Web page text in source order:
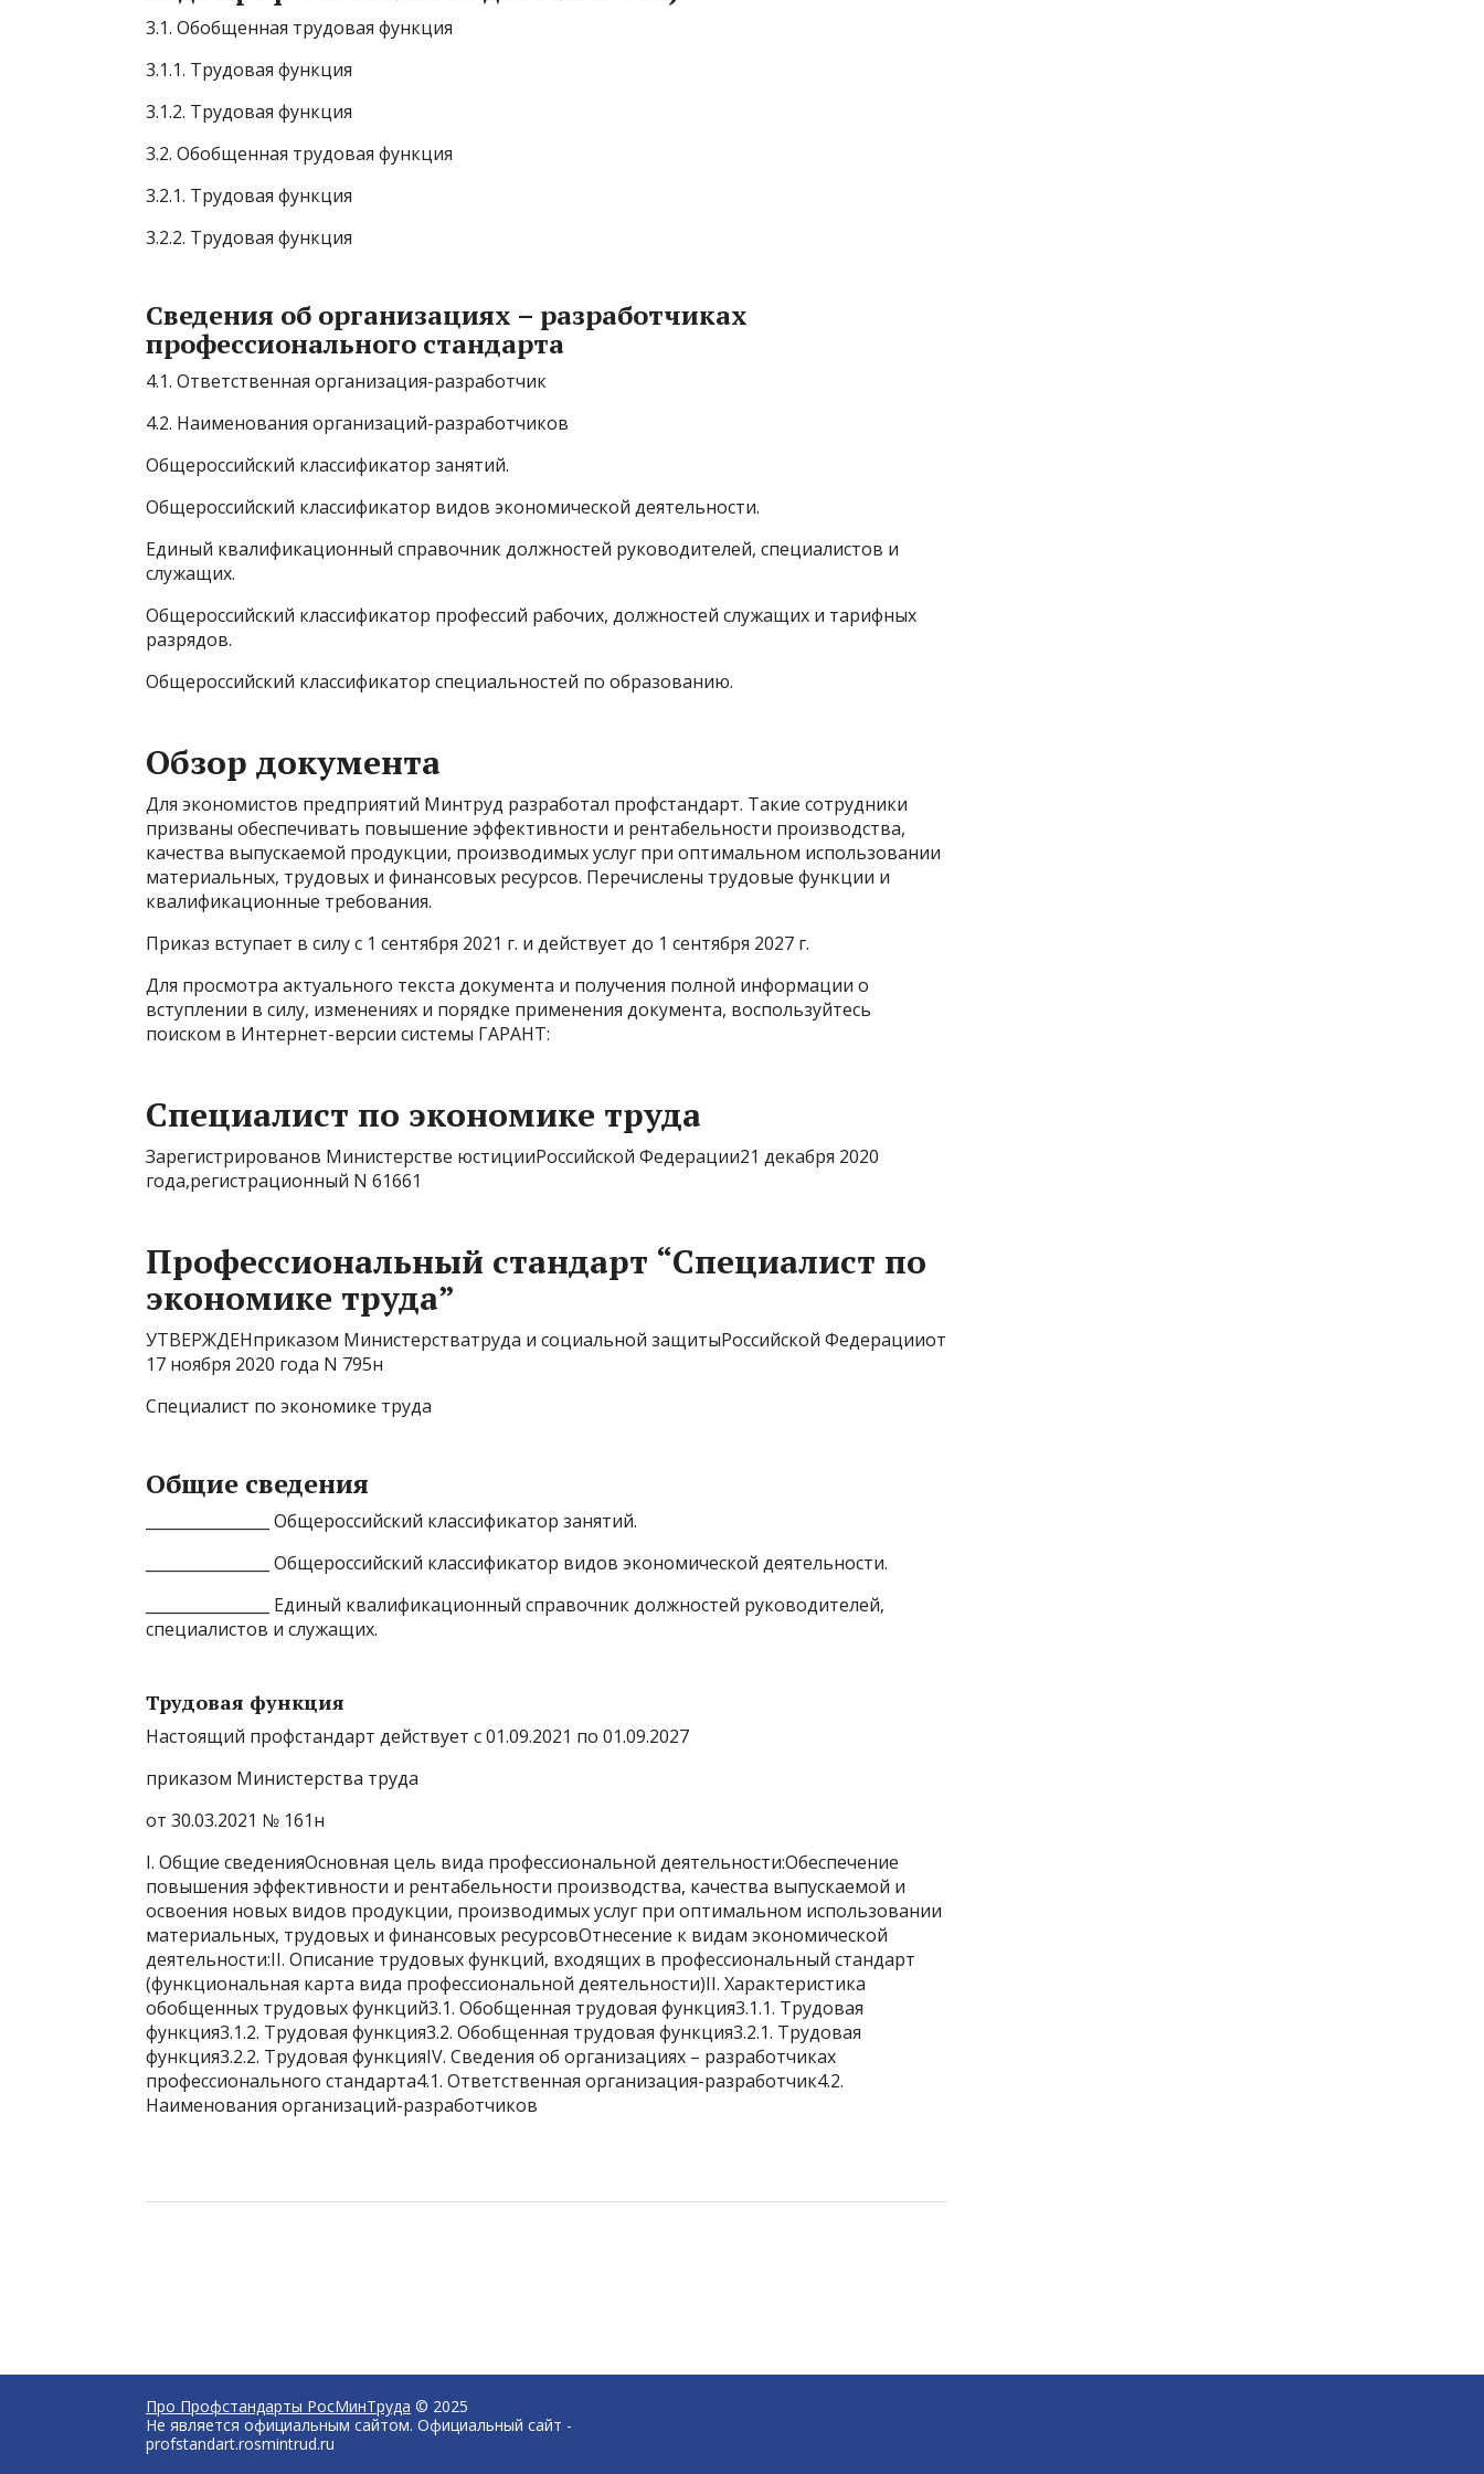
3.1. Обобщенная трудовая функция
3.1.1. Трудовая функция
3.1.2. Трудовая функция
3.2. Обобщенная трудовая функция
3.2.1. Трудовая функция
3.2.2. Трудовая функция
Сведения об организациях – разработчиках
профессионального стандарта
4.1. Ответственная организация-разработчик
4.2. Наименования организаций-разработчиков
Общероссийский классификатор занятий.
Общероссийский классификатор видов экономической деятельности.
Единый квалификационный справочник должностей руководителей, специалистов и
служащих.
Общероссийский классификатор профессий рабочих, должностей служащих и тарифных
разрядов.
Общероссийский классификатор специальностей по образованию.
Обзор документа
Для экономистов предприятий Минтруд разработал профстандарт. Такие сотрудники
призваны обеспечивать повышение эффективности и рентабельности производства,
качества выпускаемой продукции, производимых услуг при оптимальном использовании
материальных, трудовых и финансовых ресурсов. Перечислены трудовые функции и
квалификационные требования.
Приказ вступает в силу с 1 сентября 2021 г. и действует до 1 сентября 2027 г.
Для просмотра актуального текста документа и получения полной информации о
вступлении в силу, изменениях и порядке применения документа, воспользуйтесь
поиском в Интернет-версии системы ГАРАНТ:
Специалист по экономике труда
Зарегистрированов Министерстве юстицииРоссийской Федерации21 декабря 2020
года,регистрационный N 61661
Профессиональный стандарт “Специалист по
экономике труда”
УТВЕРЖДЕНприказом Министерстватруда и социальной защитыРоссийской Федерацииот
17 ноября 2020 года N 795н
Специалист по экономике труда
Общие сведения
________________ Общероссийский классификатор занятий.
________________ Общероссийский классификатор видов экономической деятельности.
________________ Единый квалификационный справочник должностей руководителей,
специалистов и служащих.
Трудовая функция
Настоящий профстандарт действует с 01.09.2021 по 01.09.2027
приказом Министерства труда
от 30.03.2021 № 161н
I. Общие сведенияОсновная цель вида профессиональной деятельности:Обеспечение
повышения эффективности и рентабельности производства, качества выпускаемой и
освоения новых видов продукции, производимых услуг при оптимальном использовании
материальных, трудовых и финансовых ресурсовОтнесение к видам экономической
деятельности:II. Описание трудовых функций, входящих в профессиональный стандарт
(функциональная карта вида профессиональной деятельности)II. Характеристика
обобщенных трудовых функций3.1. Обобщенная трудовая функция3.1.1. Трудовая
функция3.1.2. Трудовая функция3.2. Обобщенная трудовая функция3.2.1. Трудовая
функция3.2.2. Трудовая функцияIV. Сведения об организациях – разработчиках
профессионального стандарта4.1. Ответственная организация-разработчик4.2.
Наименования организаций-разработчиков
Про Профстандарты РосМинТруда © 2025
Не является официальным сайтом. Официальный сайт -
profstandart.rosmintrud.ru